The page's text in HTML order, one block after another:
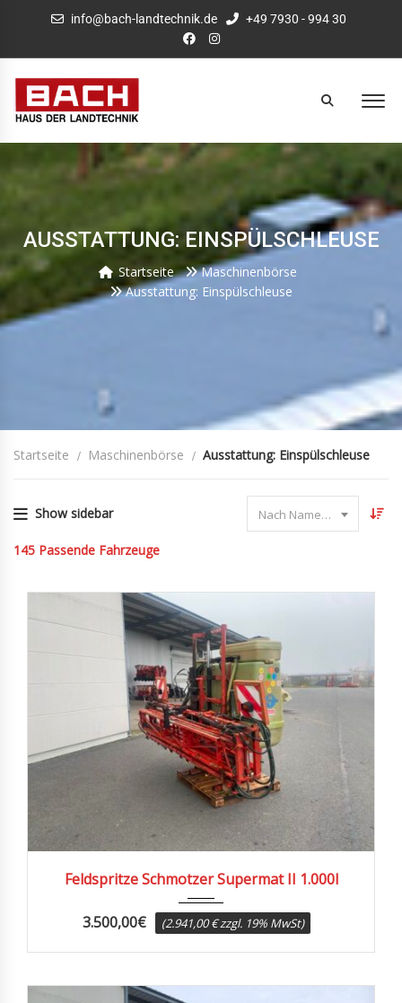
info@bach-landtechnik.de +49 7930 - 994 30
AUSSTATTUNG: EINSPÜLSCHLEUSE
Startseite
Maschinenbörse
Ausstattung: Einspülschleuse
Startseite Maschinenbörse Ausstattung: Einspülschleuse
Show sidebar Nach Name sortieren
145 Passende Fahrzeuge
Feldspritze Schmotzer Supermat II 1.000l
3.500,00€ (2.941,00 € zzgl. 19% MwSt)